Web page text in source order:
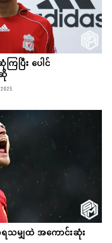
ြပြီး ပေါင်
မျှထဲ အကောင်းဆုံး